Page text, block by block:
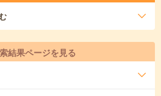
結果ページを見る